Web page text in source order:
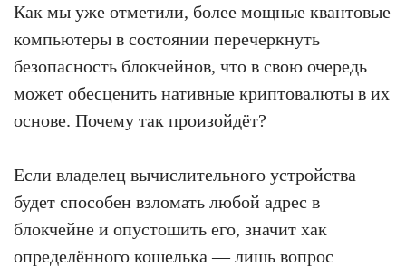
Как мы уже отметили, более мощные квантовые
компьютеры в состоянии перечеркнуть
безопасность блокчейнов, что в свою очередь
может обесценить нативные криптовалюты в их
основе. Почему так произойдёт?
Если владелец вычислительного устройства
будет способен взломать любой адрес в
блокчейне и опустошить его, значит хак
определённого кошелька — лишь вопрос